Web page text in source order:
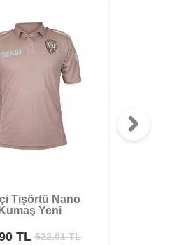
Tişörtü Nano
Kumaş Yeni
TL522.01TL